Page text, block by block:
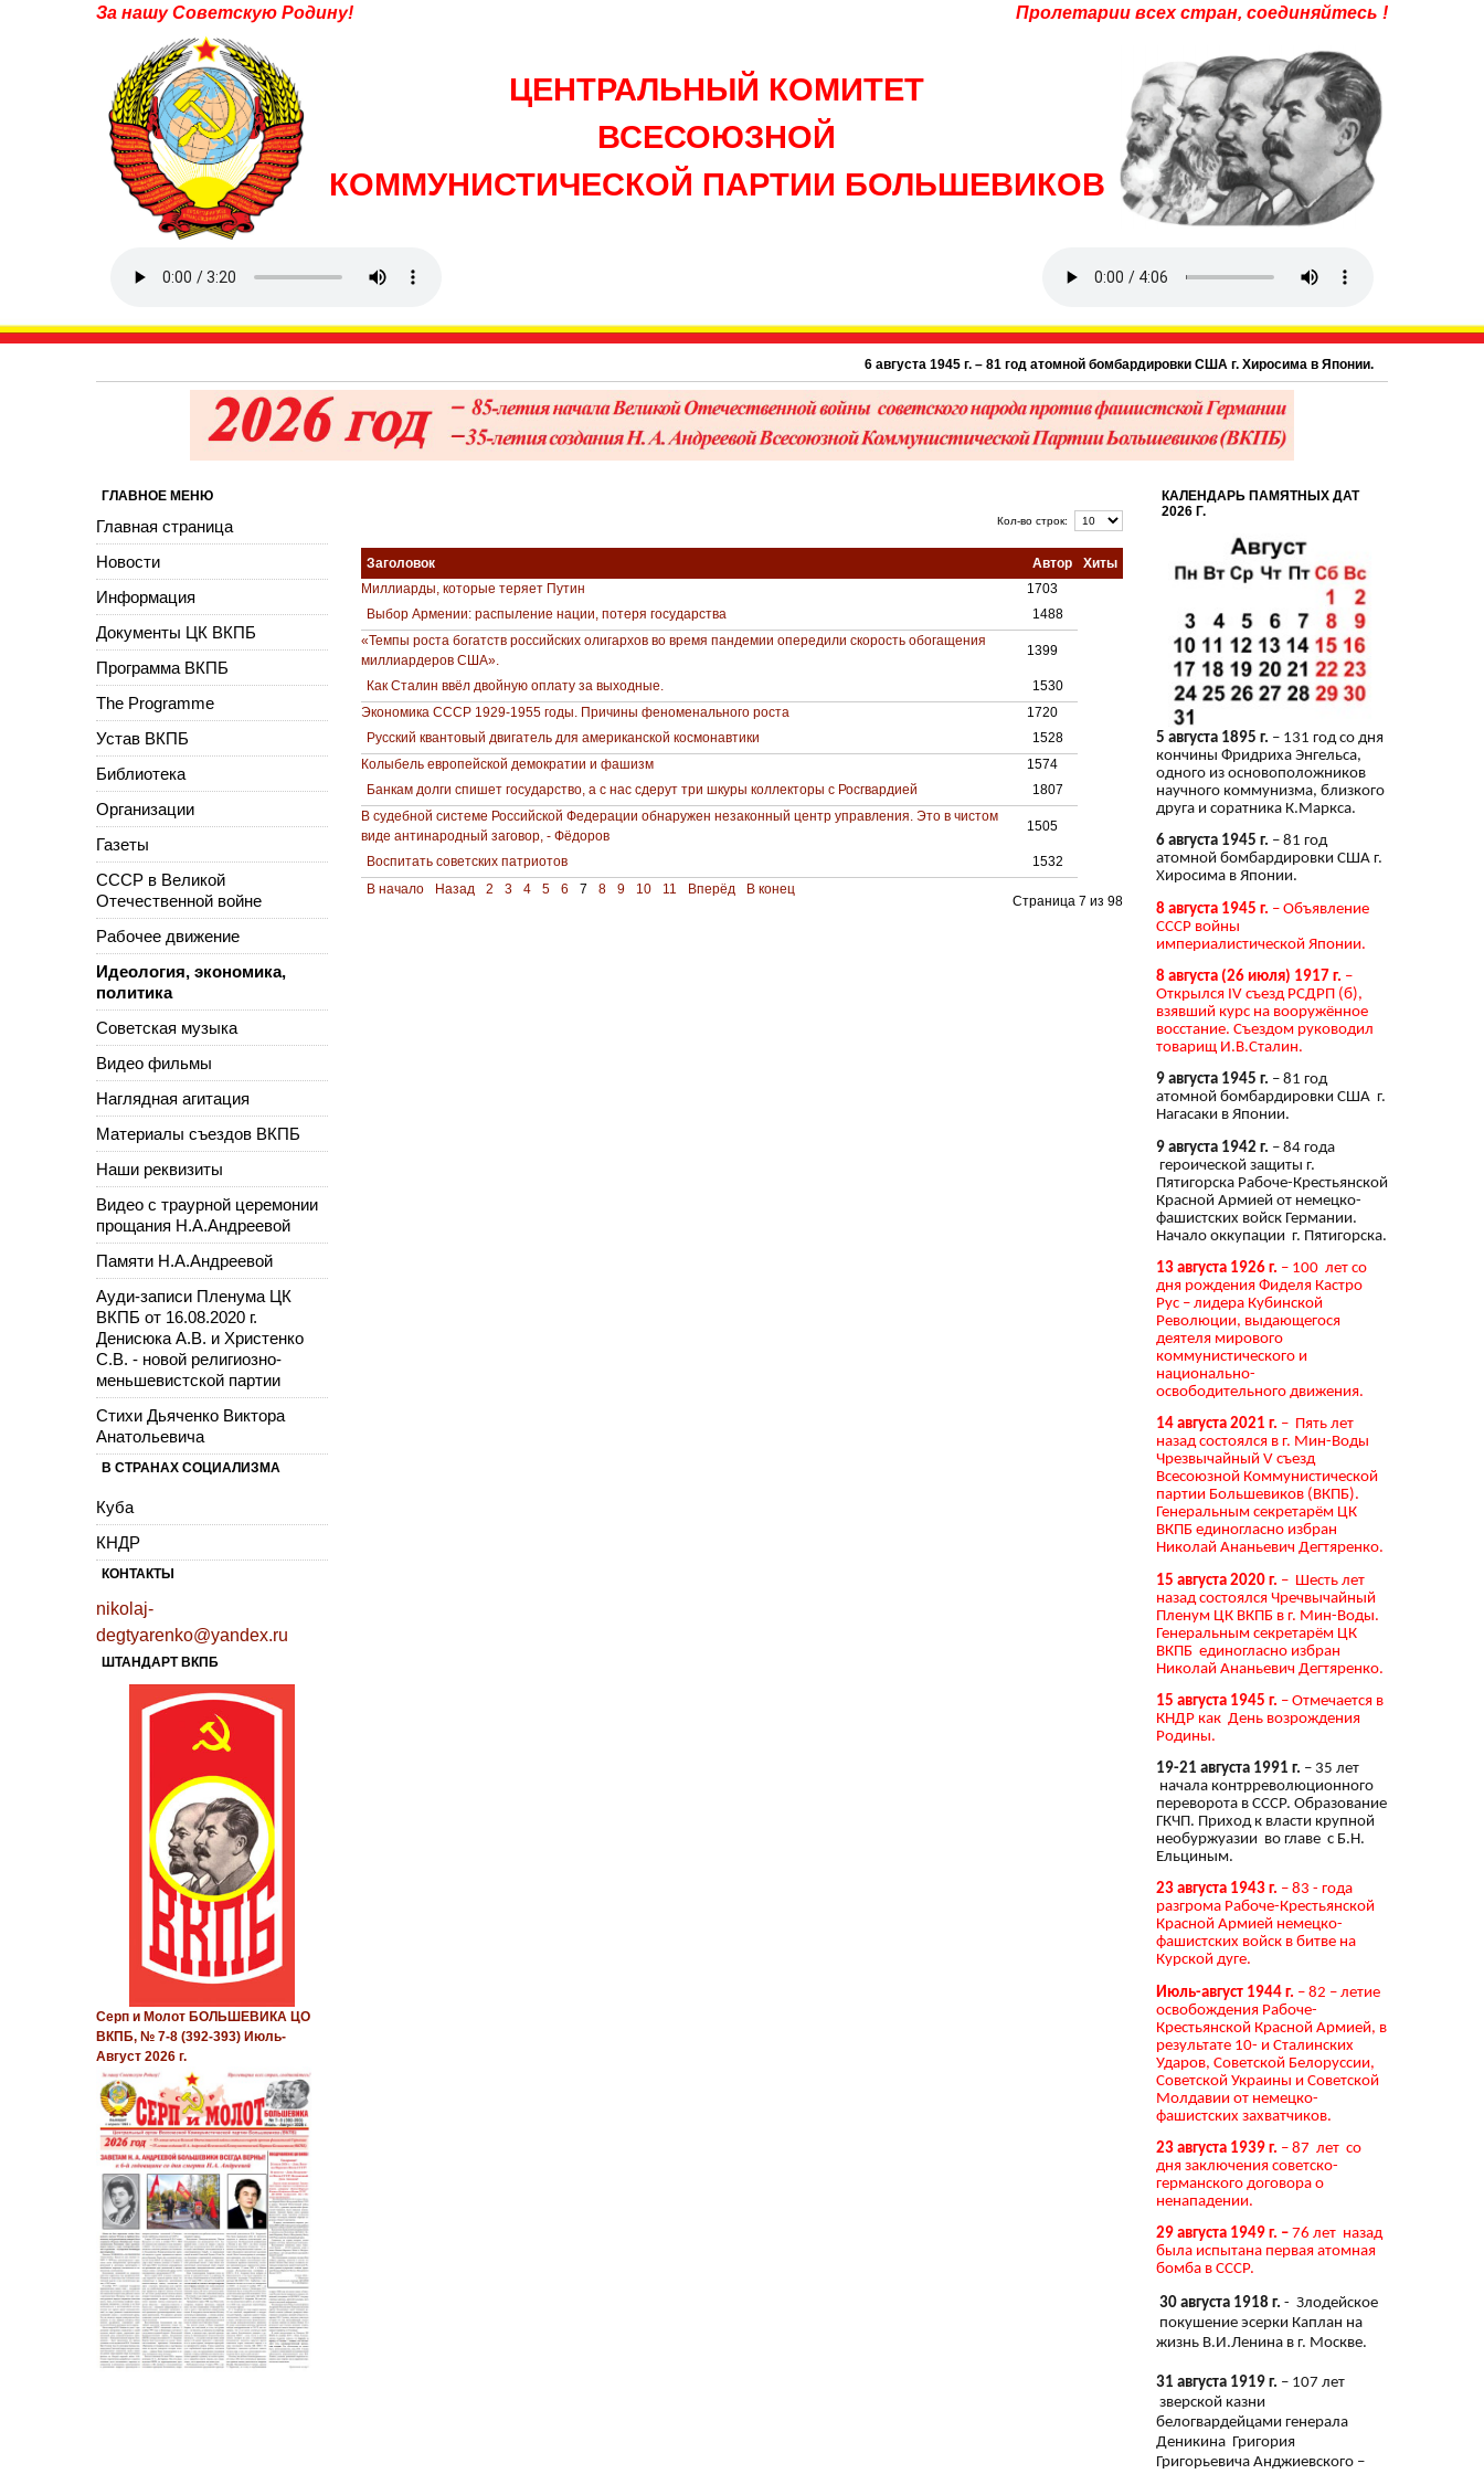
За нашу Советскую Родину! Пролетарии всех стран, соединяйтесь !
ЦЕНТРАЛЬНЫЙ КОМИТЕТ
ВСЕСОЮЗНОЙ
КОММУНИСТИЧЕСКОЙ ПАРТИИ БОЛЬШЕВИКОВ
6 августа 1945 г. – 81 год атомной бомбардировки США г. Хиросима в Японии.
Кол-во строк:
Заголовок Автор
Хиты
Миллиарды, которые теряет Путин
1703
Выбор Армении: распыление нации, потеря государства
1488
«Темпы роста богатств российских олигархов во время пандемии опередили скорость обогащения
миллиардеров США».
1399
Как Сталин ввёл двойную оплату за выходные.
1530
Экономика СССР 1929-1955 годы. Причины феноменального роста
1720
Русский квантовый двигатель для американской космонавтики
1528
Колыбель европейской демократии и фашизм
1574
Банкам долги спишет государство, а с нас сдерут три шкуры коллекторы с Росгвардией
1807
В судебной системе Российской Федерации обнаружен незаконный центр управления. Это в чистом
виде антинародный заговор, - Фёдоров
1505
Воспитать советских патриотов 1532
Страница 7 из 98
В начало Назад 2 3 4 5 6 7 8 9 10 11 Вперёд В конец
ГЛАВНОЕ МЕНЮ
Главная страница
Новости
Информация
Документы ЦК ВКПБ
Программа ВКПБ
The Programme
Устав ВКПБ
Библиотека
Организации
Газеты
СССР в Великой
Отечественной войне
Рабочее движение
Идеология, экономика,
политика
Советская музыка
Видео фильмы
Наглядная агитация
Материалы съездов ВКПБ
Наши реквизиты
Видео с траурной церемонии
прощания Н.А.Андреевой
Памяти Н.А.Андреевой
Ауди-записи Пленума ЦК
ВКПБ от 16.08.2020 г.
Денисюка А.В. и Христенко
С.В. - новой религиозно-
меньшевистской партии
Стихи Дьяченко Виктора
Анатольевича
В СТРАНАХ СОЦИАЛИЗМА
Куба
КНДР
КОНТАКТЫ
nikolaj-
degtyarenko@yandex.ru
ШТАНДАРТ ВКПБ
Серп и Молот БОЛЬШЕВИКА ЦО
ВКПБ, № 7-8 (392-393) Июль-
Август 2026 г.
КАЛЕНДАРЬ ПАМЯТНЫХ ДАТ
2026 Г.
5 августа 1895 г. – 131 год со дня
кончины Фридриха Энгельса,
одного из основоположников
научного коммунизма, близкого
друга и соратника К.Маркса.
6 августа 1945 г. – 81 год
атомной бомбардировки США г.
Хиросима в Японии.
8 августа 1945 г. – Объявление
СССР войны
империалистической Японии.
8 августа (26 июля) 1917 г. –
Открылся IV съезд РСДРП (б),
взявший курс на вооружённое
восстание. Съездом руководил
товарищ И.В.Сталин.
9 августа 1945 г. – 81 год
атомной бомбардировки США г.
Нагасаки в Японии.
9 августа 1942 г. – 84 года
героической защиты г.
Пятигорска Рабоче-Крестьянской
Красной Армией от немецко-
фашистских войск Германии.
Начало оккупации г. Пятигорска.
13 августа 1926 г. – 100 лет со
дня рождения Фиделя Кастро
Рус – лидера Кубинской
Революции, выдающегося
деятеля мирового
коммунистического и
национально-
освободительного движения.
14 августа 2021 г. – Пять лет
назад состоялся в г. Мин-Воды
Чрезвычайный V съезд
Всесоюзной Коммунистической
партии Большевиков (ВКПБ).
Генеральным секретарём ЦК
ВКПБ единогласно избран
Николай Ананьевич Дегтяренко.
15 августа 2020 г. – Шесть лет
назад состоялся Чречвычайный
Пленум ЦК ВКПБ в г. Мин-Воды.
Генеральным секретарём ЦК
ВКПБ единогласно избран
Николай Ананьевич Дегтяренко.
15 августа 1945 г. – Отмечается в
КНДР как День возрождения
Родины.
19-21 августа 1991 г. – 35 лет
начала контрреволюционного
переворота в СССР. Образование
ГКЧП. Приход к власти крупной
необуржуазии во главе с Б.Н.
Ельциным.
23 августа 1943 г. – 83 - года
разгрома Рабоче-Крестьянской
Красной Армией немецко-
фашистских войск в битве на
Курской дуге.
Июль-август 1944 г. – 82 – летие
освобождения Рабоче-
Крестьянской Красной Армией, в
результате 10- и Сталинских
Ударов, Советской Белоруссии,
Советской Украины и Советской
Молдавии от немецко-
фашистских захватчиков.
23 августа 1939 г. – 87 лет со
дня заключения советско-
германского договора о
ненападении.
29 августа 1949 г. – 76 лет назад
была испытана первая атомная
бомба в СССР.
30 августа 1918 г. - Злодейское
покушение эсерки Каплан на
жизнь В.И.Ленина в г. Москве.
31 августа 1919 г. – 107 лет
зверской казни
белогвардейцами генерала
Деникина Григория
Григорьевича Анджиевского –